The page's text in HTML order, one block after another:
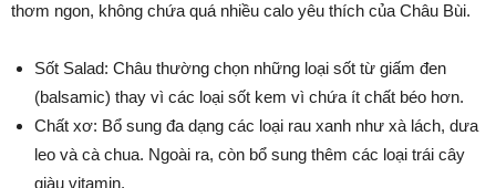
thơm ngon, không chứa quá nhiều calo yêu thích của Châu Bùi.
Sốt Salad: Châu thường chọn những loại sốt từ giấm đen
(balsamic) thay vì các loại sốt kem vì chứa ít chất béo hơn.
Chất xơ: Bổ sung đa dạng các loại rau xanh như xà lách, dưa
leo và cà chua. Ngoài ra, còn bổ sung thêm các loại trái cây
giàu vitamin.